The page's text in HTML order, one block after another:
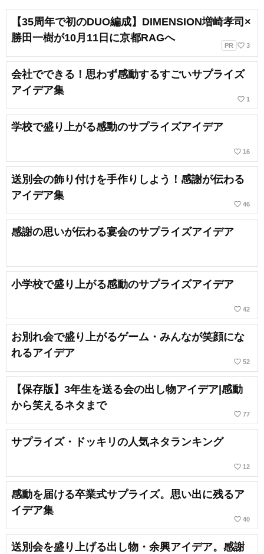
【35周年で初のDUO編成】DIMENSION増崎孝司×
勝田一樹が10月11日に京都RAGへ
PR favorite_border 3
会社でできる！思わず感動するすごいサプライズ
アイデア集
favorite_border 1
学校で盛り上がる感動のサプライズアイデア
favorite_border 16
送別会の飾り付けを手作りしよう！感謝が伝わる
アイデア集
favorite_border 46
感謝の思いが伝わる宴会のサプライズアイデア
小学校で盛り上がる感動のサプライズアイデア
favorite_border 42
お別れ会で盛り上がるゲーム・みんなが笑顔にな
れるアイデア
favorite_border 52
【保存版】3年生を送る会の出し物アイデア|感動
から笑えるネタまで
favorite_border 77
サプライズ・ドッキリの人気ネタランキング
favorite_border 12
感動を届ける卒業式サプライズ。思い出に残るア
イデア集
favorite_border 40
送別会を盛り上げる出し物・余興アイデア。感謝